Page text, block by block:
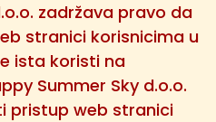
zadržava pravo da
stranici korisnicima u
ista koristi na
Summer Sky d.o.o.
pristup web stranici